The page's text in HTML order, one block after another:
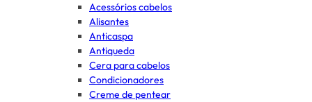
Acessórios cabelos
Alisantes
Anticaspa
Antiqueda
Cera para cabelos
Condicionadores
Creme de pentear